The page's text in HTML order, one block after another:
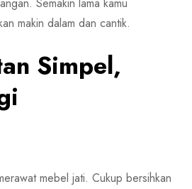
makin dalam dan cantik.
Simpel,
mebel jati. Cukup bersihkan